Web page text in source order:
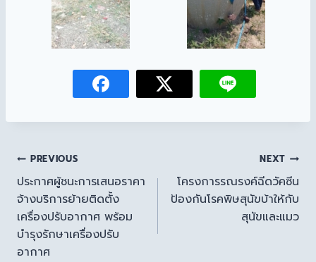
PREVIOUS
ประกาศผู้ชนะการเสนอราคา
จ้างบริการย้ายติดตั้ง
เครื่องปรับอากาศ พร้อม
บำรุงรักษาเครื่องปรับ
อากาศ
NEXT
โครงการรณรงค์ฉีดวัคซีน
ป้องกันโรคพิษสุนัขบ้าให้กับ
สุนัขและแมว